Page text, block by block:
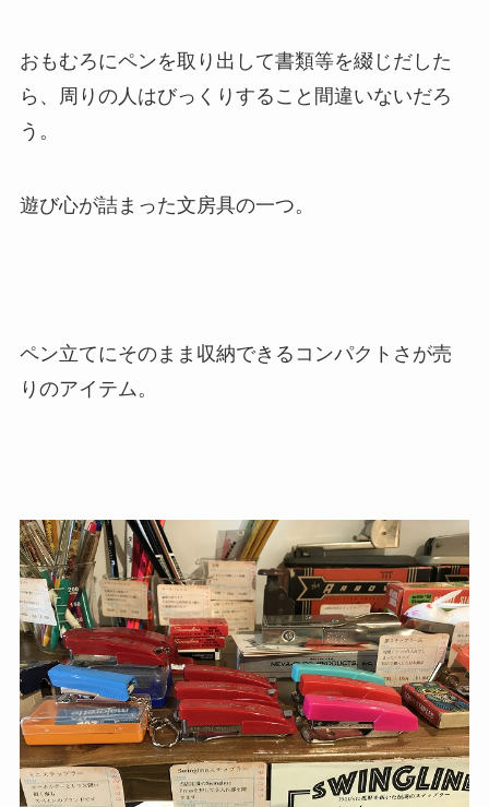
おもむろにペンを取り出して書類等を綴じだした
ら、周りの人はびっくりすること間違いないだろ
う。
遊び心が詰まった文房具の一つ。
ペン立てにそのまま収納できるコンパクトさが売
りのアイテム。